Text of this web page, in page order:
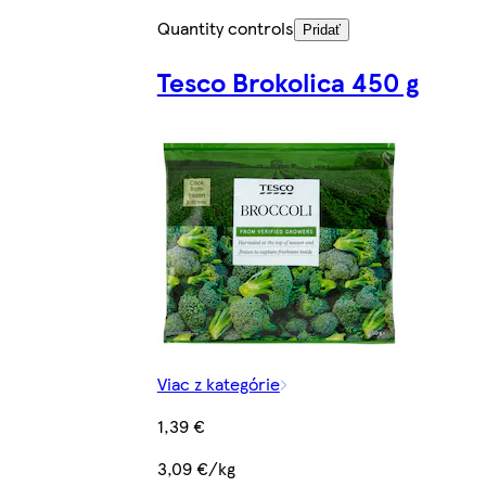
Quantity controls Pridať
Tesco Brokolica 450 g
Viac z kategórie
1,39 €
3,09 €/kg